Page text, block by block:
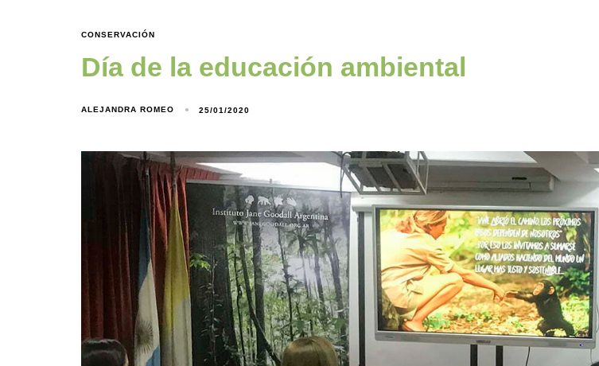
CONSERVACIÓN
Día de la educación ambiental
ALEJANDRA ROMEO 25/01/2020